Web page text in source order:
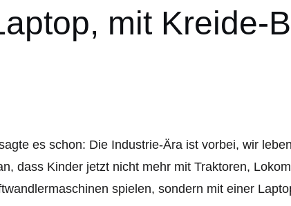
mit Kreide-
es schon: Die Industrie-Ära ist vorbei, wir
dass Kinder jetzt nicht mehr mit Traktoren,
spielen, sondern mit einer